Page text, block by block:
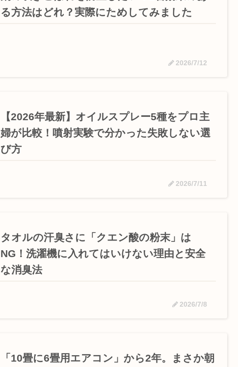
る方法はどれ？実際にためしてみました
2026/7/12
【2026年最新】オイルスプレー5種をプロ主
婦が比較！噴射実験で分かった失敗しない選
び方
2026/7/11
タオルの汗臭さに「クエン酸の粉末」は
NG！洗濯機に入れてはいけない理由と安全
な消臭法
2026/7/8
「10畳に6畳用エアコン」から2年。まさか朝